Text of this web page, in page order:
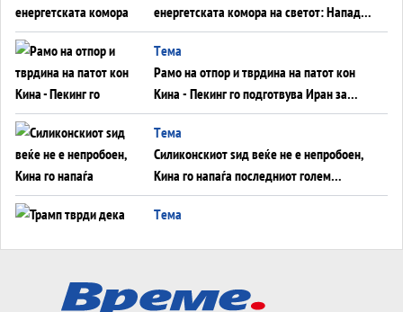
енергетската комора на светот: Нападот
во Суец најавува глобален енергетски
инфаркт?
Tема
Рамо на отпор и тврдина на патот кон
Кина - Пекинг го подготвува Иран за
американска копнена инвазија
Tема
Силиконскиот ѕид веќе не е непробоен,
Кина го напаѓа последниот голем
монопол на Западот?
Tема
Tема